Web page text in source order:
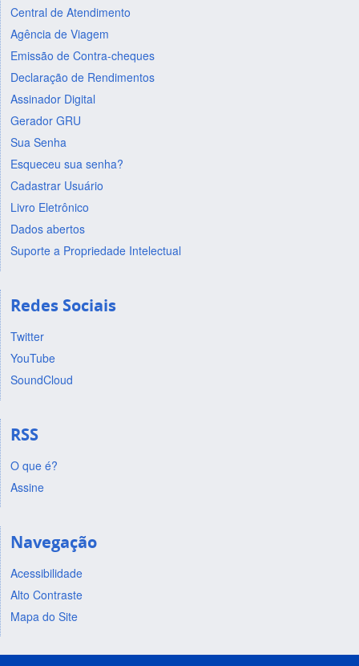
Central de Atendimento
Agência de Viagem
Emissão de Contra-cheques
Declaração de Rendimentos
Assinador Digital
Gerador GRU
Sua Senha
Esqueceu sua senha?
Cadastrar Usuário
Livro Eletrônico
Dados abertos
Suporte a Propriedade Intelectual
Redes Sociais
Twitter
YouTube
SoundCloud
RSS
O que é?
Assine
Navegação
Acessibilidade
Alto Contraste
Mapa do Site